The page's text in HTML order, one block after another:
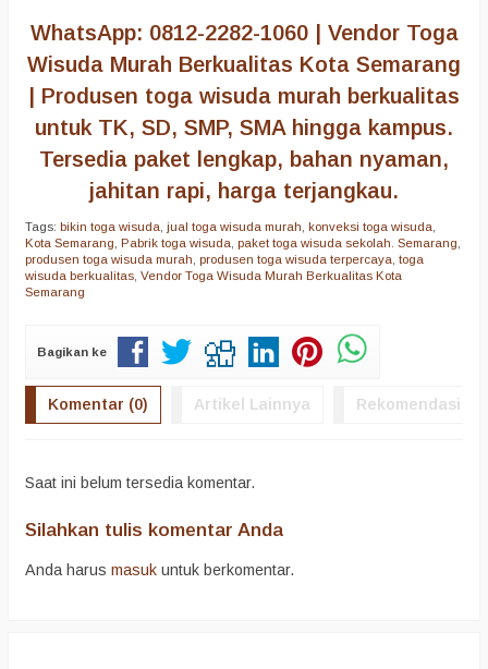
WhatsApp: 0812-2282-1060 | Vendor Toga
Wisuda Murah Berkualitas Kota Semarang
| Produsen toga wisuda murah berkualitas
untuk TK, SD, SMP, SMA hingga kampus.
Tersedia paket lengkap, bahan nyaman,
jahitan rapi, harga terjangkau.
Tags: bikin toga wisuda jual toga wisuda murah konveksi toga wisuda
Kota Semarang
Pabrik toga wisuda paket toga wisuda sekolah. Semarang
produsen toga wisuda murah produsen toga wisuda terpercaya toga
wisuda berkualitas Vendor Toga Wisuda Murah Berkualitas Kota
Semarang
Bagikan ke
Komentar (0) Artikel Lainnya Rekomendasi
Saat ini belum tersedia komentar.
Silahkan tulis komentar Anda
Anda harus masuk untuk berkomentar.